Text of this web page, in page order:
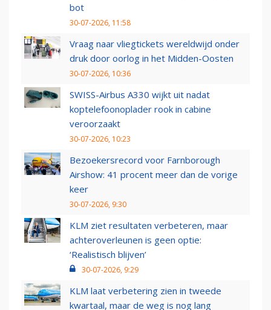
bot
30-07-2026, 11:58
Vraag naar vliegtickets wereldwijd onder
druk door oorlog in het Midden-Oosten
30-07-2026, 10:36
SWISS-Airbus A330 wijkt uit nadat
koptelefoonoplader rook in cabine
veroorzaakt
30-07-2026, 10:23
Bezoekersrecord voor Farnborough
Airshow: 41 procent meer dan de vorige
keer
30-07-2026, 9:30
KLM ziet resultaten verbeteren, maar
achteroverleunen is geen optie:
‘Realistisch blijven’
30-07-2026, 9:29
KLM laat verbetering zien in tweede
kwartaal, maar de weg is nog lang